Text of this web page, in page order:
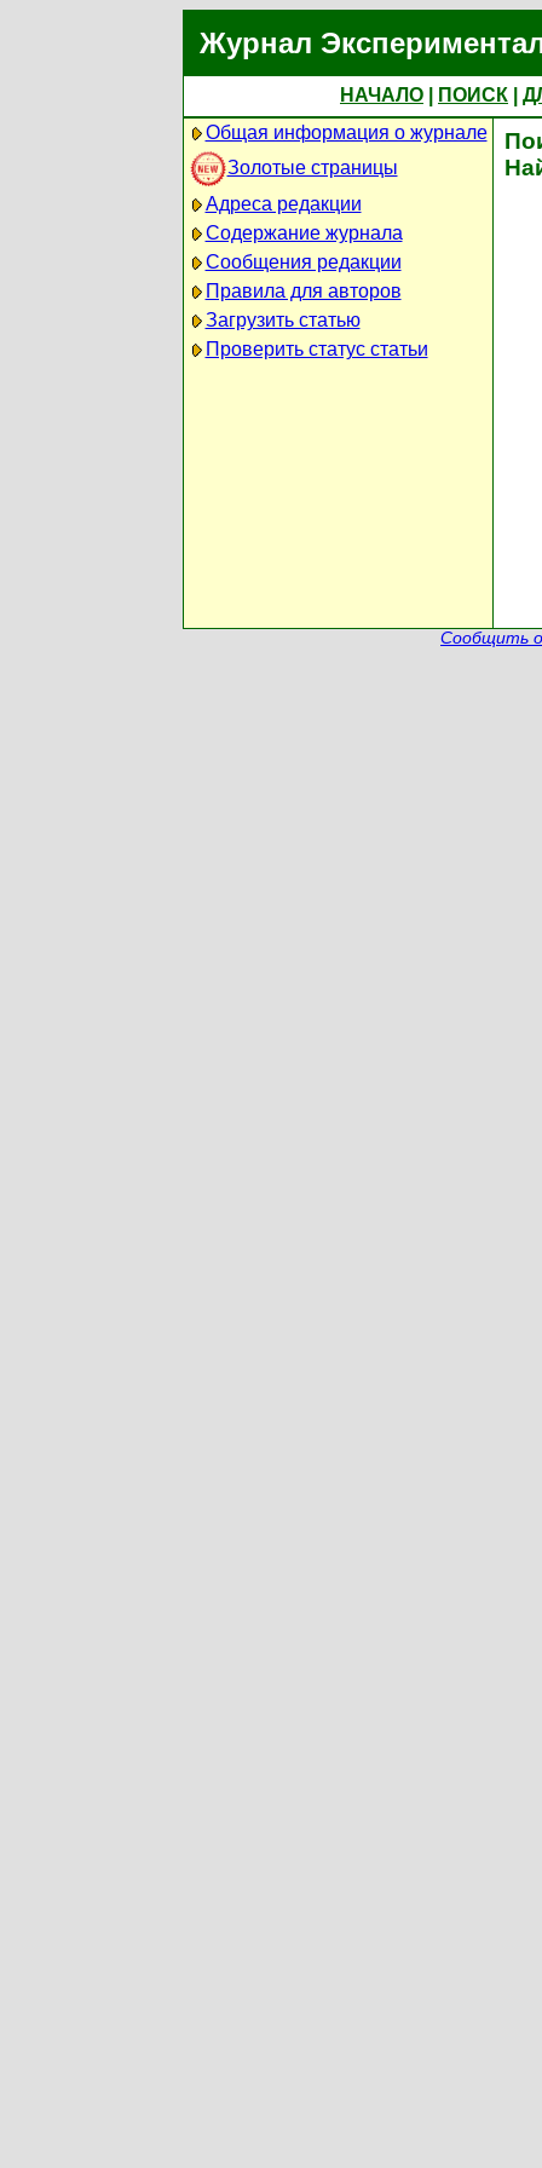
Журнал
НАЧАЛО ПОИСК
Общая информация о журнале
Золотые страницы
Адреса редакции
Содержание журнала
Сообщения редакции
Правила для авторов
Загрузить статью
Проверить статус статьи
Сообщить о